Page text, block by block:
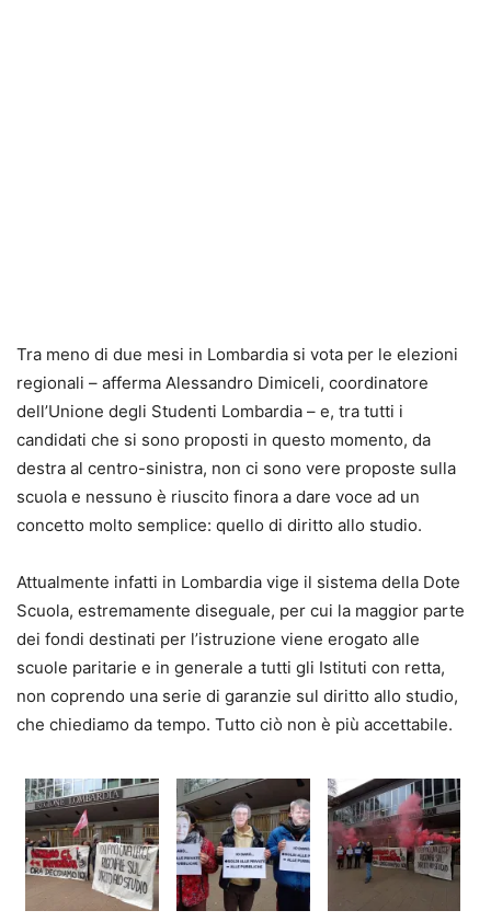
Tra meno di due mesi in Lombardia si vota per le elezioni
regionali – afferma Alessandro Dimiceli, coordinatore
dell’Unione degli Studenti Lombardia – e, tra tutti i
candidati che si sono proposti in questo momento, da
destra al centro-sinistra, non ci sono vere proposte sulla
scuola e nessuno è riuscito finora a dare voce ad un
concetto molto semplice: quello di diritto allo studio.
Attualmente infatti in Lombardia vige il sistema della Dote
Scuola, estremamente diseguale, per cui la maggior parte
dei fondi destinati per l’istruzione viene erogato alle
scuole paritarie e in generale a tutti gli Istituti con retta,
non coprendo una serie di garanzie sul diritto allo studio,
che chiediamo da tempo. Tutto ciò non è più accettabile.